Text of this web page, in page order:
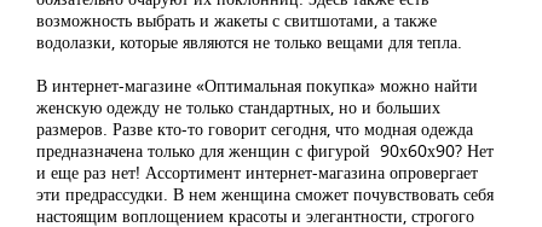
возможность выбрать и жакеты с свитшотами, а также
водолазки, которые являются не только вещами для тепла.
В интернет-магазине «Оптимальная покупка» можно найти
женскую одежду не только стандартных, но и больших
размеров. Разве кто-то говорит сегодня, что модная одежда
предназначена только для женщин с фигурой 90х60х90? Нет
и еще раз нет! Ассортимент интернет-магазина опровергает
эти предрассудки. В нем женщина сможет почувствовать себя
настоящим воплощением красоты и элегантности, строгого